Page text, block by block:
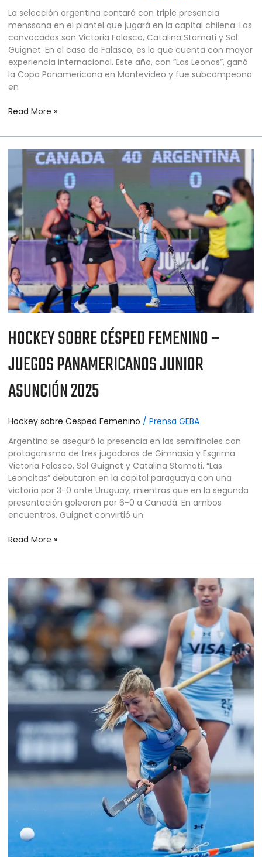
La selección argentina contará con triple presencia
menssana en el plantel que jugará en la capital chilena. Las
convocadas son Victoria Falasco, Catalina Stamati y Sol
Guignet. En el caso de Falasco, es la que cuenta con mayor
experiencia internacional. Este año, con “Las Leonas”, ganó
la Copa Panamericana en Montevideo y fue subcampeona
en
Read More »
HOCKEY SOBRE CÉSPED FEMENINO –
JUEGOS PANAMERICANOS JUNIOR
ASUNCIÓN 2025
Hockey sobre Cesped Femenino / Prensa GEBA
Argentina se aseguró la presencia en las semifinales con
protagonismo de tres jugadoras de Gimnasia y Esgrima:
Victoria Falasco, Sol Guignet y Catalina Stamati. “Las
Leoncitas” debutaron en la capital paraguaya con una
victoria por 3-0 ante Uruguay, mientras que en la segunda
presentación golearon por 6-0 a Canadá. En ambos
encuentros, Guignet convirtió un
HOCKEY
SOBRE
FEMENINO
–
JUEGOS
PANAMERICANOS
JUNIOR
ASUNCIÓN
2025
Read More »
HOCKEY
SOBRE
CÉSPED
FEMENINO
–
COPA
PANAMERICANA
URUGUAY
2025